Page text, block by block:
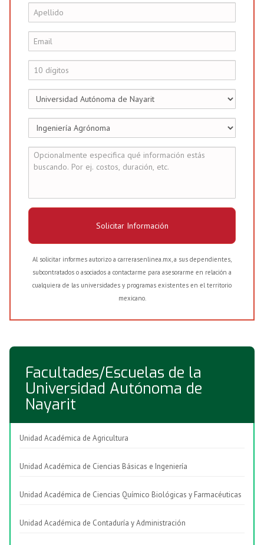
Solicitar Información
Al solicitar informes autorizo a carrerasenlinea.mx, a sus dependientes,
subcontratados o asociados a contactarme para asesorarme en relación a
cualquiera de las universidades y programas existentes en el territorio
mexicano.
Facultades/Escuelas de la
Universidad Autónoma de
Nayarit
Unidad Académica de Agricultura
Unidad Académica de Ciencias Básicas e Ingeniería
Unidad Académica de Ciencias Químico Biológicas y Farmacéuticas
Unidad Académica de Contaduría y Administración